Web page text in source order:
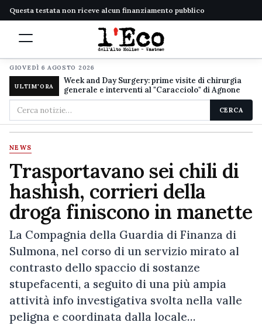
Questa testata non riceve alcun finanziamento pubblico
GIOVEDÌ 6 AGOSTO 2026
ULTIM'ORA
Week and Day Surgery: prime visite di chirurgia
generale e interventi al "Caracciolo" di Agnone
Cerca
nel
sito
CERCA
NEWS
Trasportavano sei chili di
hashish, corrieri della
droga finiscono in manette
La Compagnia della Guardia di Finanza di
Sulmona, nel corso di un servizio mirato al
contrasto dello spaccio di sostanze
stupefacenti, a seguito di una più ampia
attività info investigativa svolta nella valle
peligna e coordinata dalla locale…